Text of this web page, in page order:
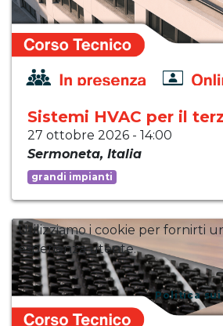
27 ottobre 2026 - 14:00
Sermoneta, Italia
grandi impianti
Utilizziamo i cookie per fornirti
esperienza utente.
Politica